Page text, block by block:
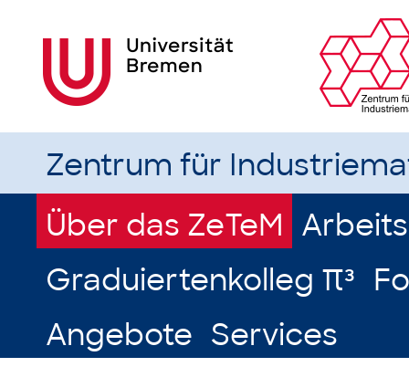
Zentrum für
Über das ZeTeM
Graduiertenkolleg π³
Angebote Services